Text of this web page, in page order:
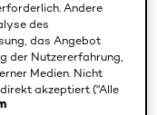
Andere
des
das Angebot
der Nutzererfahrung,
Medien. Nicht
akzeptiert ("Alle
fortfahren")